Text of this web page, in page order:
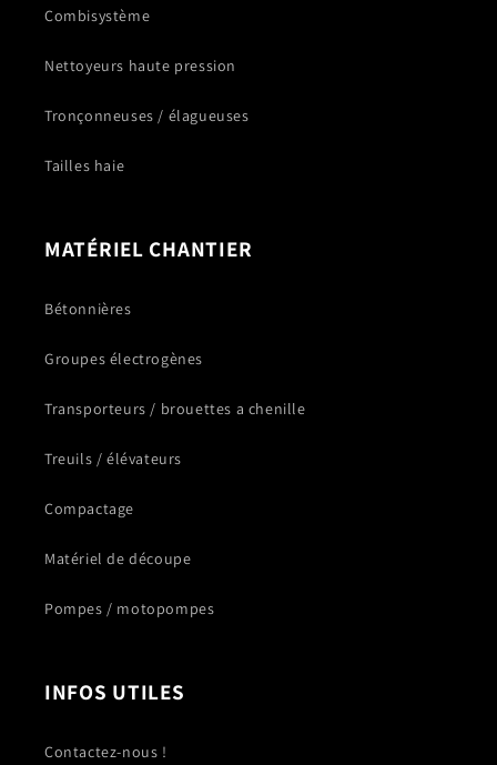
Combisystème
Nettoyeurs haute pression
Tronçonneuses / élagueuses
Tailles haie
MATÉRIEL CHANTIER
Bétonnières
Groupes électrogènes
Transporteurs / brouettes a chenille
Treuils / élévateurs
Compactage
Matériel de découpe
Pompes / motopompes
INFOS UTILES
Contactez-nous !